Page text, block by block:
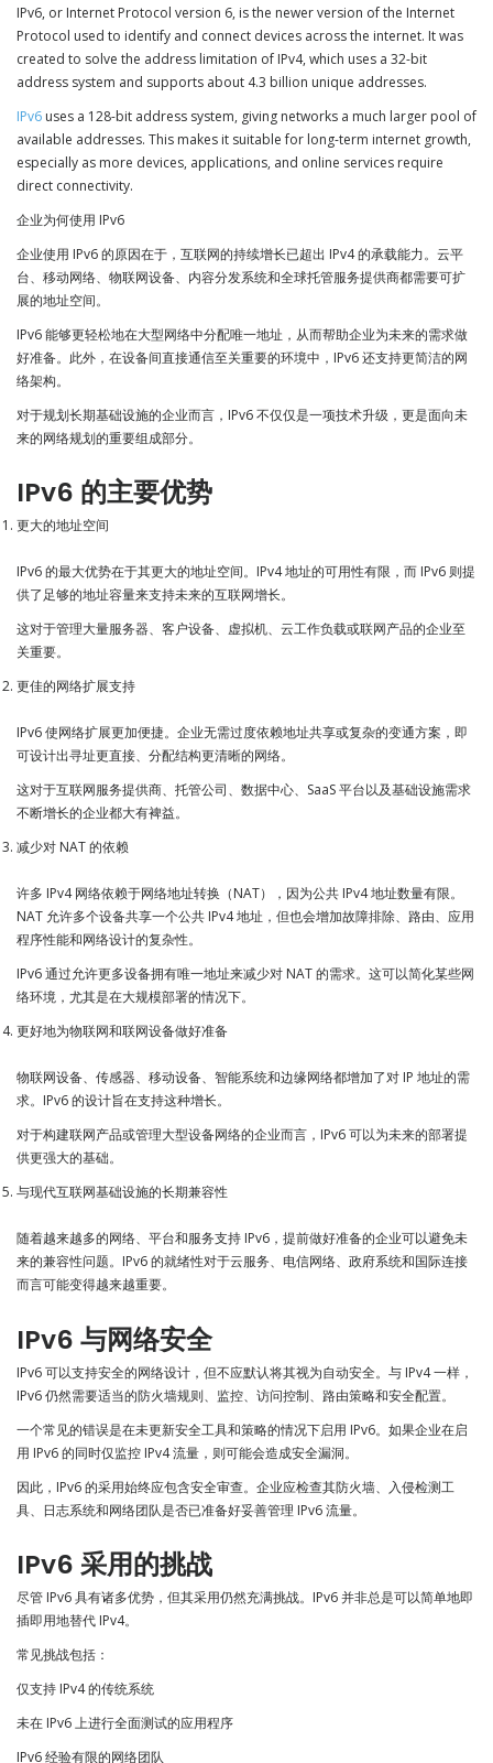
IPv6, or Internet Protocol version 6, is the newer version of the Internet
Protocol used to identify and connect devices across the internet. It was
created to solve the address limitation of IPv4, which uses a 32-bit
address system and supports about 4.3 billion unique addresses.
IPv6 uses a 128-bit address system, giving networks a much larger pool of
available addresses. This makes it suitable for long-term internet growth,
especially as more devices, applications, and online services require
direct connectivity.
企业为何使用 IPv6
企业使用 IPv6 的原因在于，互联网的持续增长已超出 IPv4 的承载能力。云平
台、移动网络、物联网设备、内容分发系统和全球托管服务提供商都需要可扩
展的地址空间。
IPv6 能够更轻松地在大型网络中分配唯一地址，从而帮助企业为未来的需求做
好准备。此外，在设备间直接通信至关重要的环境中，IPv6 还支持更简洁的网
络架构。
对于规划长期基础设施的企业而言，IPv6 不仅仅是一项技术升级，更是面向未
来的网络规划的重要组成部分。
IPv6 的主要优势
更大的地址空间
IPv6 的最大优势在于其更大的地址空间。IPv4 地址的可用性有限，而 IPv6 则提
供了足够的地址容量来支持未来的互联网增长。
这对于管理大量服务器、客户设备、虚拟机、云工作负载或联网产品的企业至
关重要。
更佳的网络扩展支持
IPv6 使网络扩展更加便捷。企业无需过度依赖地址共享或复杂的变通方案，即
可设计出寻址更直接、分配结构更清晰的网络。
这对于互联网服务提供商、托管公司、数据中心、SaaS 平台以及基础设施需求
不断增长的企业都大有裨益。
减少对 NAT 的依赖
许多 IPv4 网络依赖于网络地址转换（NAT），因为公共 IPv4 地址数量有限。
NAT 允许多个设备共享一个公共 IPv4 地址，但也会增加故障排除、路由、应用
程序性能和网络设计的复杂性。
IPv6 通过允许更多设备拥有唯一地址来减少对 NAT 的需求。这可以简化某些网
络环境，尤其是在大规模部署的情况下。
更好地为物联网和联网设备做好准备
物联网设备、传感器、移动设备、智能系统和边缘网络都增加了对 IP 地址的需
求。IPv6 的设计旨在支持这种增长。
对于构建联网产品或管理大型设备网络的企业而言，IPv6 可以为未来的部署提
供更强大的基础。
与现代互联网基础设施的长期兼容性
随着越来越多的网络、平台和服务支持 IPv6，提前做好准备的企业可以避免未
来的兼容性问题。IPv6 的就绪性对于云服务、电信网络、政府系统和国际连接
而言可能变得越来越重要。
IPv6 与网络安全
IPv6 可以支持安全的网络设计，但不应默认将其视为自动安全。与 IPv4 一样，
IPv6 仍然需要适当的防火墙规则、监控、访问控制、路由策略和安全配置。
一个常见的错误是在未更新安全工具和策略的情况下启用 IPv6。如果企业在启
用 IPv6 的同时仅监控 IPv4 流量，则可能会造成安全漏洞。
因此，IPv6 的采用始终应包含安全审查。企业应检查其防火墙、入侵检测工
具、日志系统和网络团队是否已准备好妥善管理 IPv6 流量。
IPv6 采用的挑战
尽管 IPv6 具有诸多优势，但其采用仍然充满挑战。IPv6 并非总是可以简单地即
插即用地替代 IPv4。
常见挑战包括：
仅支持 IPv4 的传统系统
未在 IPv6 上进行全面测试的应用程序
IPv6 经验有限的网络团队